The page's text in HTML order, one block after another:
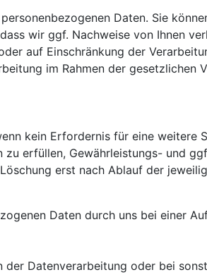
Daten. Sie
wir ggf. Nachweise von Ihnen
auf Einschränkung der
im Rahmen der
kein Erfordernis für eine
erfüllen, Gewährleistungs- und
erst nach Ablauf der
Daten durch uns bei einer
Datenverarbeitung oder bei